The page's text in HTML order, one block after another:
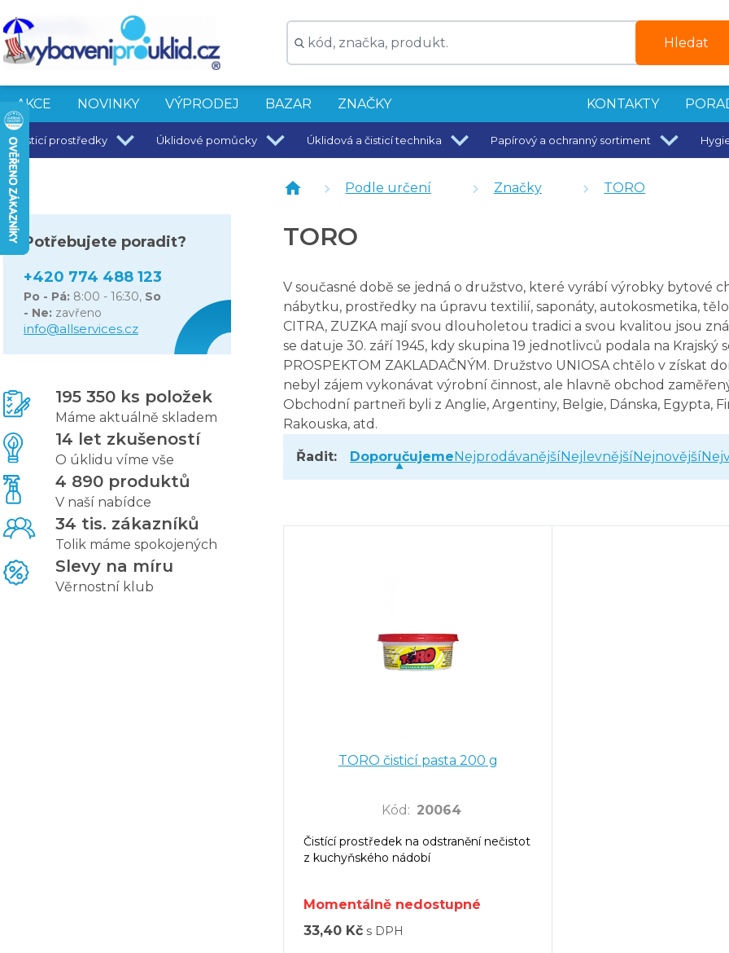
Hledat
AKCE NOVINKY VÝPRODEJ BAZAR ZNAČKY KONTAKTY
Čisticí prostředky Úklidové pomůcky Úklidová a čisticí technika Papírový a ochranný sortiment
Potřebujete poradit?
+420 774 488 123
Po - Pá: 8:00 - 16:30, So
- Ne: zavřeno
info@allservices.cz
195 350 ks položek
Máme aktuálně skladem
14 let zkušeností
O úklidu víme vše
4 890 produktů
V naší nabídce
34 tis. zákazníků
Tolik máme spokojených
Slevy na míru
Věrnostní klub
Podle určení Značky TORO
TORO
V současné době se jedná o družstvo, které vyrábí výrobky bytové
nábytku, prostředky na úpravu textilií, saponáty, autokosmetika,
CITRA, ZUZKA mají svou dlouholetou tradici a svou kvalitou jsou
se datuje 30. září 1945, kdy skupina 19 jednotlivců podala na
PROSPEKTOM ZAKLADAČNÝM. Družstvo UNIOSA chtělo v získat
nebyl zájem vykonávat výrobní činnost, ale hlavně obchod
Obchodní partneři byli z Anglie, Argentiny, Belgie, Dánska, Egypta,
Rakouska, atd.
Řadit: Doporučujeme Nejprodávanější Nejlevnější Nejnovější
TORO čisticí pasta 200 g
Kód : 20064
Čistící prostředek na odstranění nečistot
z kuchyňského nádobí
Momentálně nedostupné
33,40 Kč s DPH